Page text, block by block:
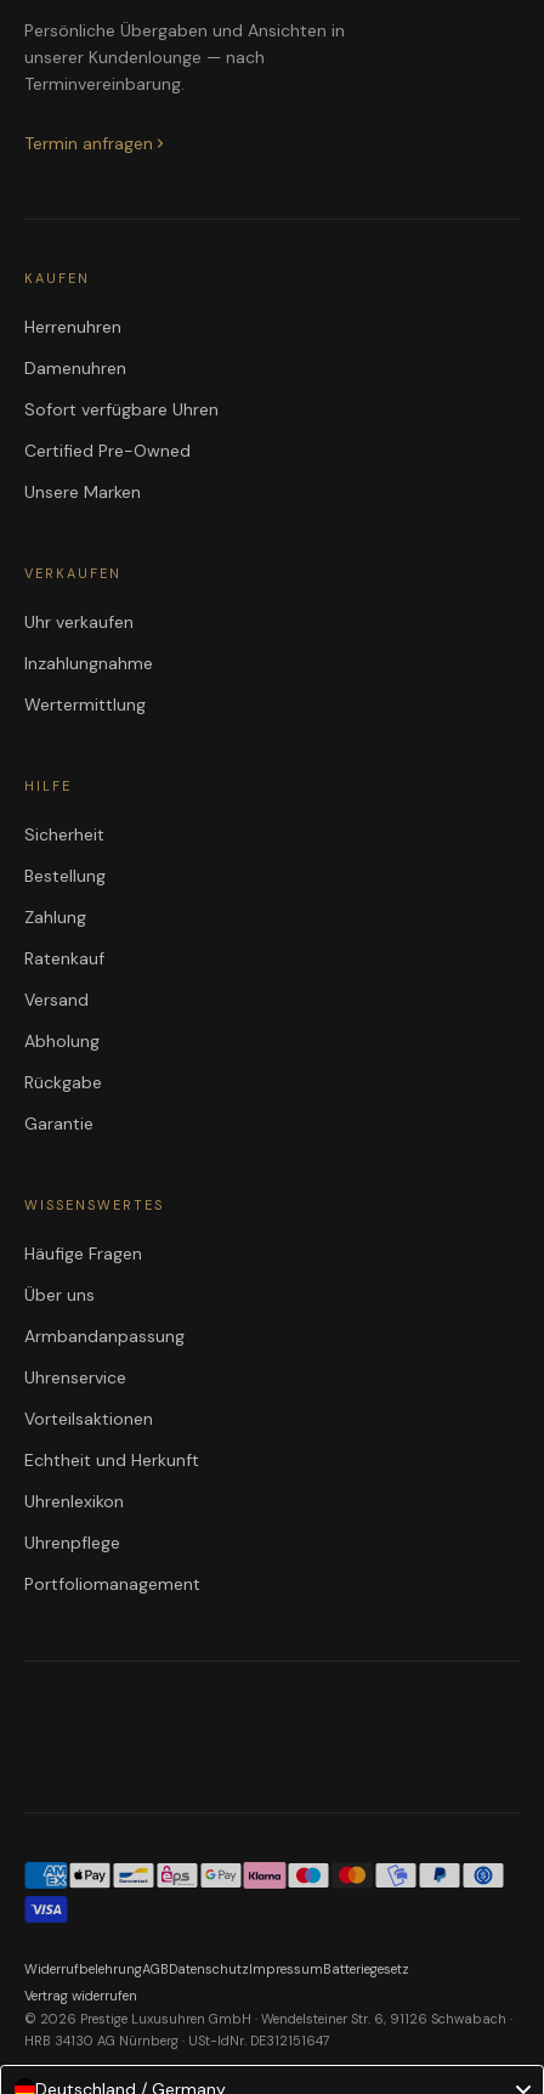
Persönliche Übergaben und Ansichten in
unserer Kundenlounge — nach
Terminvereinbarung.
Termin anfragen
KAUFEN
Herrenuhren
Damenuhren
Sofort verfügbare Uhren
Certified Pre-Owned
Unsere Marken
VERKAUFEN
Uhr verkaufen
Inzahlungnahme
Wertermittlung
HILFE
Sicherheit
Bestellung
Zahlung
Ratenkauf
Versand
Abholung
Rückgabe
Garantie
WISSENSWERTES
Häufige Fragen
Über uns
Armbandanpassung
Uhrenservice
Vorteilsaktionen
Echtheit und Herkunft
Uhrenlexikon
Uhrenpflege
Portfoliomanagement
© 2026 Prestige Luxusuhren GmbH · Wendelsteiner Str. 6, 91126 Schwabach ·
HRB 34130 AG Nürnberg · USt-IdNr. DE312151647
WiderrufbelehrungAGBDatenschutzImpressumBatteriegesetz
Vertrag widerrufen
Deutschland / Germany